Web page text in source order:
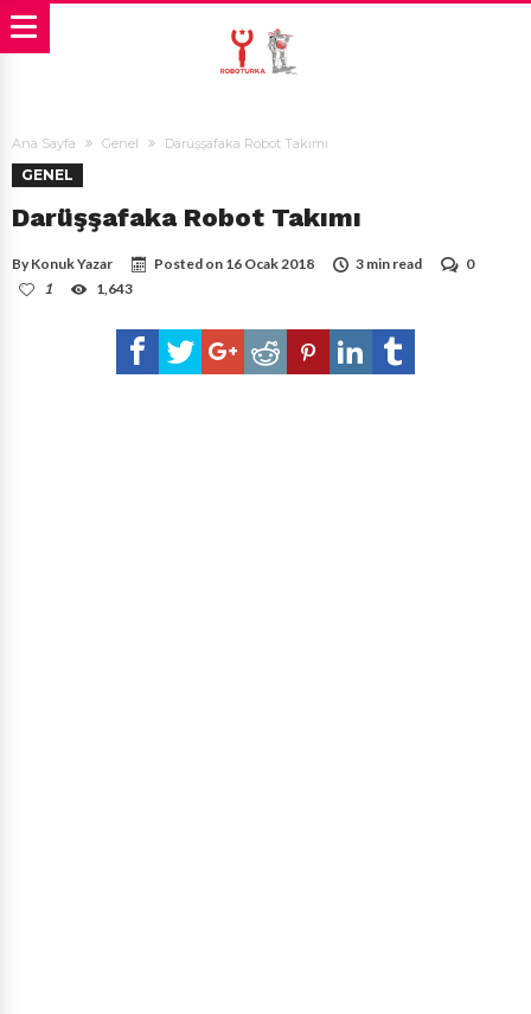
Ana Sayfa Genel Darüşşafaka Robot Takımı
GENEL
Darüşşafaka Robot Takımı
By Konuk Yazar Posted on 16 Ocak 2018 3 min read
0
1
1,643